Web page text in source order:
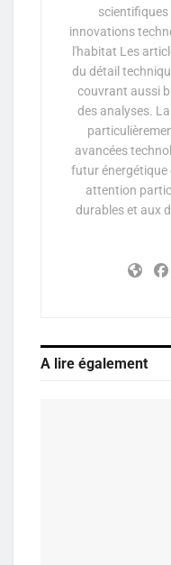
scientifiques
innovations
l'habitat Les
du détail
couvrant aussi
des analyses.
avancées
futur énergétique
attention
durables et aux
A lire également